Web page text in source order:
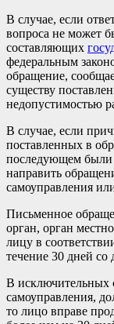
В случае, если
вопроса не может
составляющих
федеральным
обращение,
существу
недопустимостью
В случае, если
поставленных в
последующем были
направить
самоуправления
Письменное
орган, орган
лицу в
течение 30 дней
В исключительных
самоуправления,
то лицо вправе